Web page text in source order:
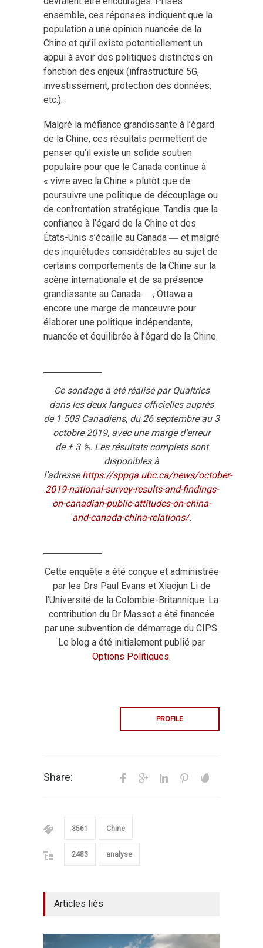
ensemble, ces réponses indiquent que la
population a une opinion nuancée de la
Chine et qu’il existe potentiellement un
appui à avoir des politiques distinctes en
fonction des enjeux (infrastructure 5G,
investissement, protection des données,
etc.).
Malgré la méfiance grandissante à l’égard
de la Chine, ces résultats permettent de
penser qu’il existe un solide soutien
populaire pour que le Canada continue à
« vivre avec la Chine » plutôt que de
poursuivre une politique de découplage ou
de confrontation stratégique. Tandis que la
confiance à l’égard de la Chine et des
États-Unis s’écaille au Canada ― et malgré
des inquiétudes considérables au sujet de
certains comportements de la Chine sur la
scène internationale et de sa présence
grandissante au Canada ―, Ottawa a
encore une marge de manœuvre pour
élaborer une politique indépendante,
nuancée et équilibrée à l’égard de la Chine.
Ce sondage a été réalisé par Qualtrics
dans les deux langues officielles auprès
de 1 503 Canadiens, du 26 septembre au 3
octobre 2019, avec une marge d’erreur
de±3 %. Les résultats complets sont
disponibles à
l’adressehttps://sppga.ubc.ca/news/october-
2019-national-survey-results-and-findings-
on-canadian-public-attitudes-on-china-
and-canada-china-relations/.
Cette enquête a été conçue et administrée
par les Drs Paul Evans et Xiaojun Li de
l’Université de la Colombie-Britannique. La
contribution du Dr Massot a été financée
par une subvention de démarrage du CIPS.
Le blog a été initialement publié par
Options Politiques.
PROFILE
Share:
3561 Chine
2483 analyse
Articles liés